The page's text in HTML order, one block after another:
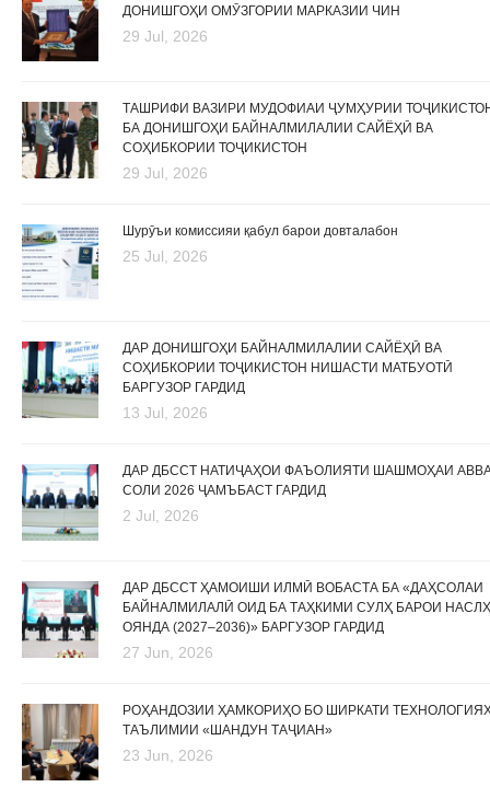
ДОНИШГОҲИ ОМӮЗГОРИИ МАРКАЗИИ ЧИН
29 Jul, 2026
ТАШРИФИ ВАЗИРИ МУДОФИАИ ҶУМҲУРИИ
БА ДОНИШГОҲИ БАЙНАЛМИЛАЛИИ САЙЁҲӢ ВА
СОҲИБКОРИИ ТОҶИКИСТОН
29 Jul, 2026
Шурӯъи комиссияи қабул барои довталабон
25 Jul, 2026
ДАР ДОНИШГОҲИ БАЙНАЛМИЛАЛИИ САЙЁҲӢ ВА
СОҲИБКОРИИ ТОҶИКИСТОН НИШАСТИ МАТБУОТӢ
БАРГУЗОР ГАРДИД
13 Jul, 2026
ДАР ДБССТ НАТИҶАҲОИ ФАЪОЛИЯТИ ШАШМОҲАИ
СОЛИ 2026 ҶАМЪБАСТ ГАРДИД
2 Jul, 2026
ДАР ДБССТ ҲАМОИШИ ИЛМӢ ВОБАСТА БА «ДАҲСОЛАИ
БАЙНАЛМИЛАЛӢ ОИД БА ТАҲКИМИ СУЛҲ БАРОИ
ОЯНДА (2027–2036)» БАРГУЗОР ГАРДИД
27 Jun, 2026
РОҲАНДОЗИИ ҲАМКОРИҲО БО ШИРКАТИ
ТАЪЛИМИИ «ШАНДУН ТАҶИАН»
23 Jun, 2026